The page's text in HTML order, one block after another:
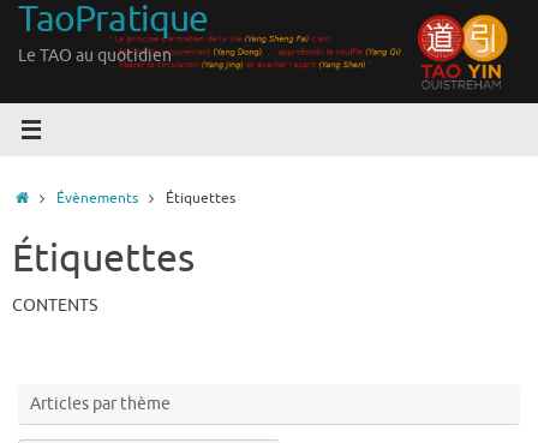
Passer
contenu
TaoPratique
Le TAO au quotidien
AccueilÉvènements Étiquettes
Étiquettes
CONTENTS
Articles par thème